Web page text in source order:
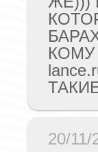
20/11/